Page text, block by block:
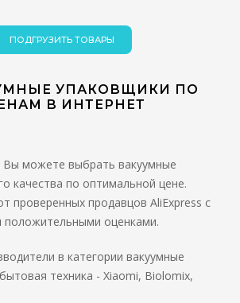
ПОДГРУЗИТЬ ТОВАРЫ
УПАКОВЩИКИ ПО
В ИНТЕРНЕТ
можете выбрать вакуумные
качества по оптимальной цене.
проверенных продавцов AliExpress с
положительными оценками.
в категории вакуумные
техника - Xiaomi, Biolomix,